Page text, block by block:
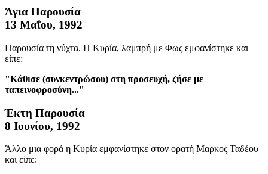
Άγια Παρουσία
13 Μαΐου, 1992
Παρουσία τη νύχτα. Η Κυρία, λαμπρή με Φως εμφανίστηκε και
είπε:
"Κάθισε (συνκεντρώσου) στη προσευχή, ζήσε με
ταπεινοφροσύνη..."
Έκτη Παρουσία
8 Ιουνίου, 1992
Άλλο μια φορά η Κυρία εμφανίστηκε στον ορατή Μαρκος Ταδέου
και είπε: